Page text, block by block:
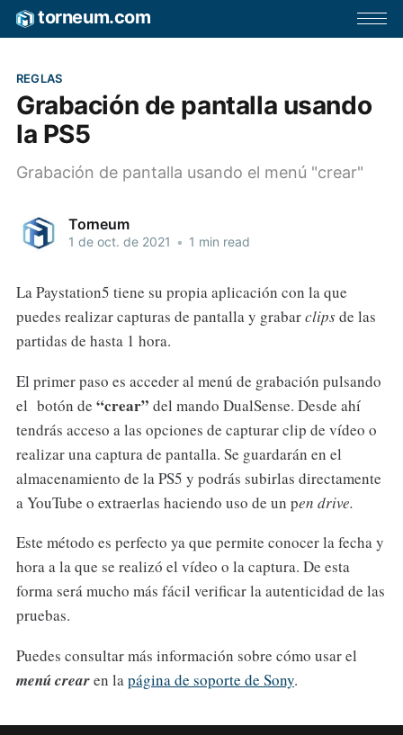
torneum.com
REGLAS
Grabación de pantalla usando
la PS5
Grabación de pantalla usando el menú "crear"
Torneum
1 de oct. de 2021 • 1 min read
La Paystation5 tiene su propia aplicación con la que
puedes realizar capturas de pantalla y grabarclipsde las
partidas de hasta 1 hora.
El primer paso es acceder al menú de grabación pulsando
el botón de “crear” del mando DualSense. Desde ahí
tendrás acceso a las opciones de capturar clip de vídeo o
realizar una captura de pantalla. Se guardarán en el
almacenamiento de la PS5 y podrás subirlas directamente
a YouTube o extraerlas haciendo uso de un pen drive.
Este método es perfecto ya que permite conocer la fecha y
hora a la que se realizó el vídeo o la captura. De esta
forma será mucho más fácil verificar la autenticidad de las
pruebas.
Puedes consultar más información sobre cómo usar el
menú crearen lapágina de soporte de Sony.